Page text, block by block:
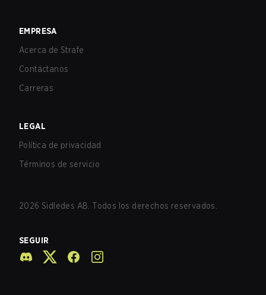
EMPRESA
Acerca de Strafe
Contáctanos
Carreras
LEGAL
Política de privacidad
Términos de servicio
2026 Sidledes AB. Todos los derechos reservados.
SEGUIR